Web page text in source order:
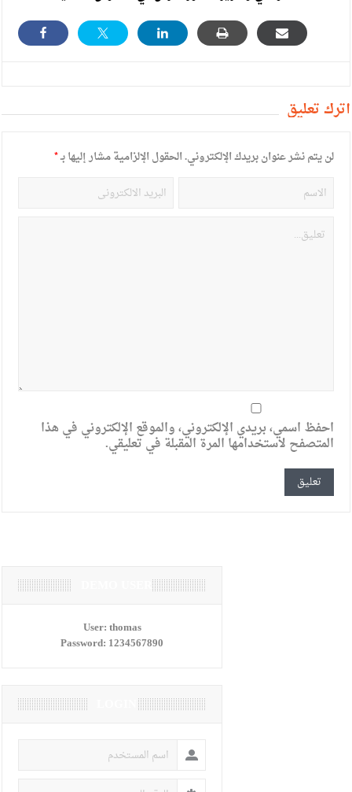
أترك تعليق
لن يتم نشر عنوان بريدك الإلكتروني.الحقول الإلزامية مشار إليها بـ*
احفظ اسمي، بريدي الإلكتروني، والموقع الإلكتروني في هذا
المتصفح لاستخدامها المرة المقبلة في تعليقي.
User:thomas
Password: 1234567890